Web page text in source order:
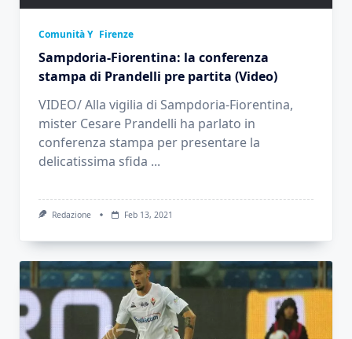
Comunità Y Firenze
Sampdoria-Fiorentina: la conferenza
stampa di Prandelli pre partita (Video)
VIDEO/ Alla vigilia di Sampdoria-Fiorentina,
mister Cesare Prandelli ha parlato in
conferenza stampa per presentare la
delicatissima sfida ...
Redazione Feb 13, 2021